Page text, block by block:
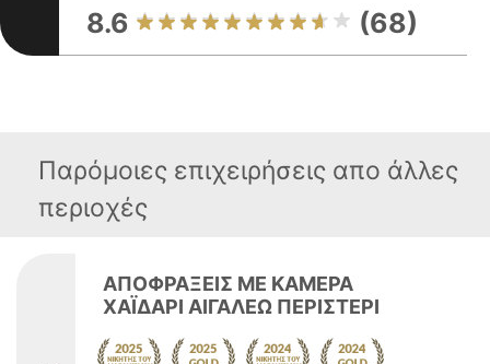
8.6 (68)
Παρόμοιες επιχειρήσεις απο άλλες
περιοχές
ΑΠΟΦΡΑΞΕΙΣ ΜΕ ΚΑΜΕΡΑ
ΧΑΪΔΑΡΙ ΑΙΓΑΛΕΩ ΠΕΡΙΣΤΕΡΙ